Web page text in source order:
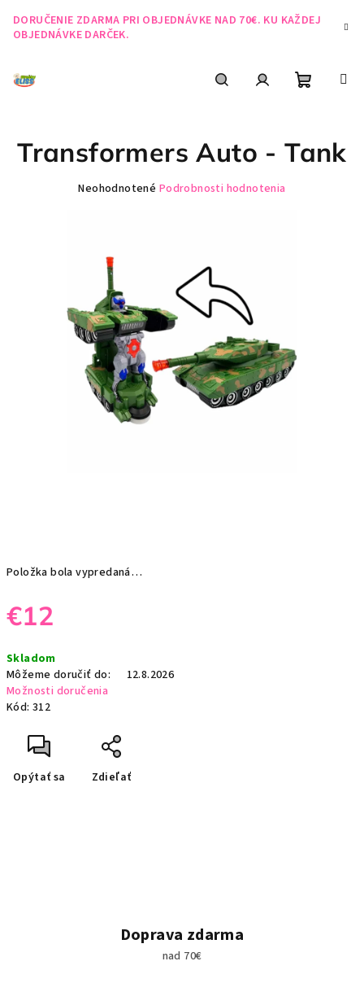
obsah
DORUČENIE ZDARMA PRI OBJEDNÁVKE NAD 70€. KU KAŽDEJ
OBJEDNÁVKE DARČEK.
košík
Položka bola vypredaná…
€12
cena:
Skladom
Môžeme doručiť do:
12.8.2026
Možnosti doručenia
Kód: 312
Opýtať sa Zdieľať
Transformers Auto - Tank
Priemerné
hviezdičiek.
Neohodnotené Podrobnosti hodnotenia
Doprava zdarma
nad 70€